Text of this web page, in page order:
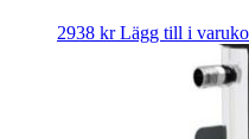
2938 kr Lägg till i